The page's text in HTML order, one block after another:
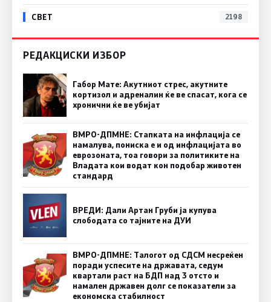
СВЕТ 2198
РЕДАКЦИСКИ ИЗБОР
Габор Мате: Акутниот стрес, акутните
кортизол и адреналин ќе ве спасат, кога се
хронични ќе ве убијат
ВМРО-ДПМНЕ: Стапката на инфлација се
намалува, пониска е и од инфлацијата во
еврозоната, тоа говори за политиките на
Владата кои водат кон подобар животен
стандард
ВРЕДИ: Дали Артан Груби ја купува
слободата со тајните на ДУИ
ВМРО-ДПМНЕ: Талогот од СДСМ несреќен
поради успесите на државата, седум
квартали раст на БДП над 3 отсто и
намален државен долг се показатели за
економска стабилност